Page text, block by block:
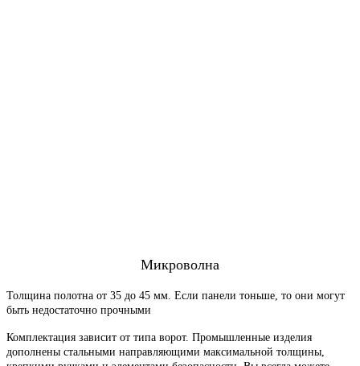
Микроволна
Толщина полотна от 35 до 45 мм. Если панели тоньше, то они могут
быть недостаточно прочными
Комплектация зависит от типа ворот. Промышленные изделия
дополнены стальными направляющими максимальной толщины,